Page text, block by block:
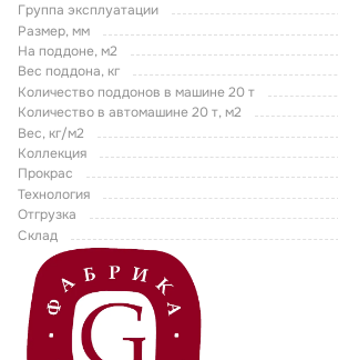
Группа эксплуатации
Размер, мм
На поддоне, м2
Вес поддона, кг
Количество поддонов в машине 20 т
Количество в автомашине 20 т, м2
Вес, кг/м2
Коллекция
Прокрас
Технология
Отгрузка
Склад